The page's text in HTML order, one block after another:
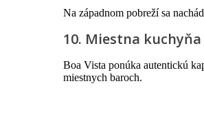
Na západnom pobreží sa
10. Miestna
Boa Vista ponúka autentickú
miestnych baroch.